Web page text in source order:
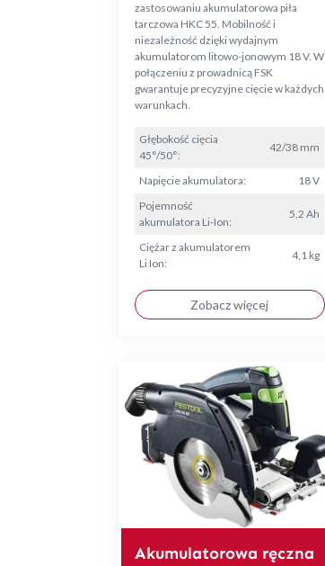
zastosowaniu akumulatorowa piła
tarczowa HKC 55. Mobilność i
niezależność dzięki wydajnym
akumulatorom litowo-jonowym 18 V. W
połączeniu z prowadnicą FSK
gwarantuje precyzyjne cięcie w każdych
warunkach.
Głębokość cięcia
45°/50°:
42/38 mm
Napięcie akumulatora:
18 V
Pojemność
akumulatora Li-Ion:
5,2 Ah
Ciężar z akumulatorem
Li Ion:
4,1 kg
Zobacz więcej
Akumulatorowa ręczna